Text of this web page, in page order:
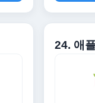
24. 애